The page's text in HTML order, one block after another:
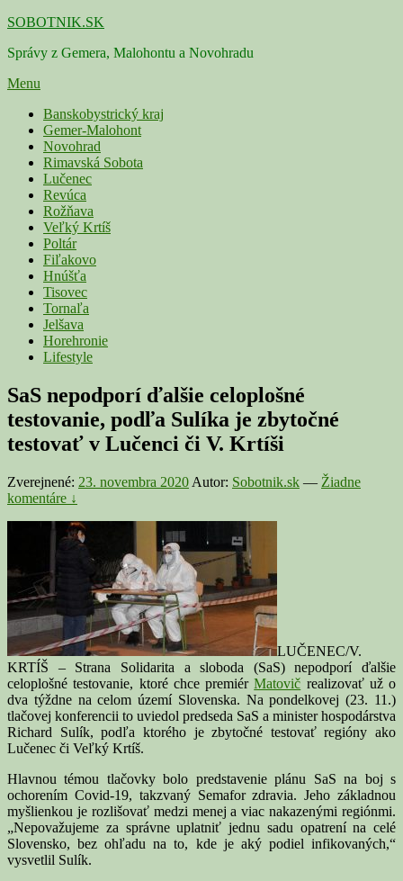
Skip
content
SOBOTNIK.SK
Správy z Gemera, Malohontu a Novohradu
Menu
Primárne
menu
Banskobystrický kraj
Gemer-Malohont
Novohrad
Rimavská Sobota
Lučenec
Revúca
Rožňava
Veľký Krtíš
Poltár
Fiľakovo
Hnúšťa
Tisovec
Tornaľa
Jelšava
Horehronie
Lifestyle
SaS nepodporí ďalšie celoplošné
testovanie, podľa Sulíka je zbytočné
testovať v Lučenci či V. Krtíši
Zverejnené: 23. novembra 2020 Autor: Sobotnik.sk — Žiadne
komentáre ↓
LUČENEC/V.
KRTÍŠ – Strana Solidarita a sloboda (SaS) nepodporí ďalšie
celoplošné testovanie, ktoré chce premiérMatovič realizovať už o
dva týždne na celom území Slovenska. Na pondelkovej (23. 11.)
tlačovej konferencii to uviedol predseda SaS a minister hospodárstva
Richard Sulík, podľa ktorého je zbytočné testovať regióny ako
Lučenec či Veľký Krtíš.
Hlavnou témou tlačovky bolo predstavenie plánu SaS na boj s
ochorením Covid-19, takzvaný Semafor zdravia. Jeho základnou
myšlienkou je rozlišovať medzi menej a viac nakazenými regiónmi.
„Nepovažujeme za správne uplatniť jednu sadu opatrení na celé
Slovensko, bez ohľadu na to, kde je aký podiel infikovaných,“
vysvetlil Sulík.